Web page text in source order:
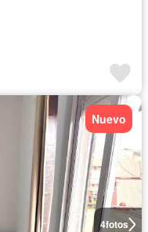
4fotos
Nuevo